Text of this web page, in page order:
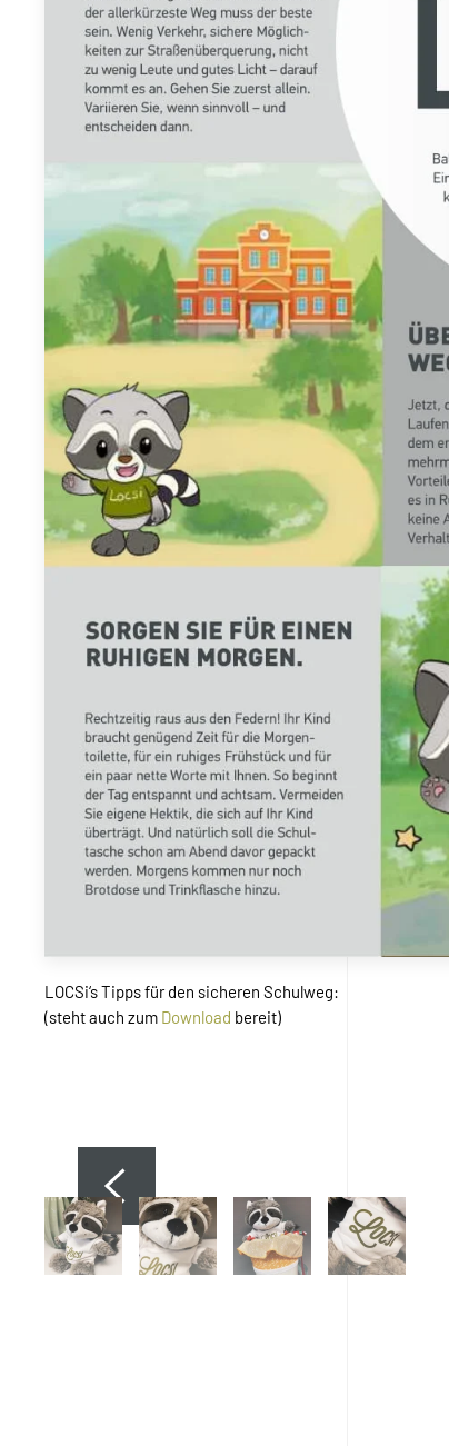
LOCSi‘s Tipps für den sicheren Schulweg:
(steht auch zum Download bereit)